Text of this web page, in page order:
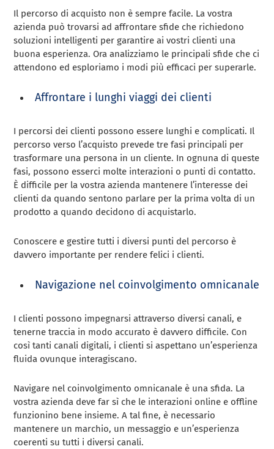
Il percorso di acquisto non è sempre facile. La vostra
azienda può trovarsi ad affrontare sfide che richiedono
soluzioni intelligenti per garantire ai vostri clienti una
buona esperienza. Ora analizziamo le principali sfide che ci
attendono ed esploriamo i modi più efficaci per superarle.
Affrontare i lunghi viaggi dei clienti
I percorsi dei clienti possono essere lunghi e complicati. Il
percorso verso l’acquisto prevede tre fasi principali per
trasformare una persona in un cliente. In ognuna di queste
fasi, possono esserci molte interazioni o punti di contatto.
È difficile per la vostra azienda mantenere l’interesse dei
clienti da quando sentono parlare per la prima volta di un
prodotto a quando decidono di acquistarlo.
Conoscere e gestire tutti i diversi punti del percorso è
davvero importante per rendere felici i clienti.
Navigazione nel coinvolgimento omnicanale
I clienti possono impegnarsi attraverso diversi canali, e
tenerne traccia in modo accurato è davvero difficile. Con
così tanti canali digitali, i clienti si aspettano un’esperienza
fluida ovunque interagiscano.
Navigare nel coinvolgimento omnicanale è una sfida. La
vostra azienda deve far sì che le interazioni online e offline
funzionino bene insieme. A tal fine, è necessario
mantenere un marchio, un messaggio e un’esperienza
coerenti su tutti i diversi canali.